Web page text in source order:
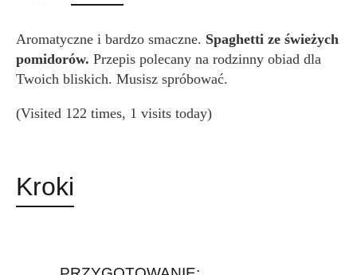
Aromatyczne i bardzo smaczne. Spaghetti ze świeżych
pomidorów. Przepis polecany na rodzinny obiad dla
Twoich bliskich. Musisz spróbować.
(Visited 122 times, 1 visits today)
Kroki